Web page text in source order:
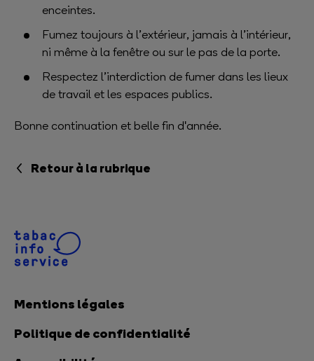
enceintes.
Fumez toujours à l’extérieur, jamais à l’intérieur,
ni même à la fenêtre ou sur le pas de la porte.
Respectez l’interdiction de fumer dans les lieux
de travail et les espaces publics.
Bonne continuation et belle fin d'année.
Retour à la rubrique
Mentions légales
Politique de confidentialité